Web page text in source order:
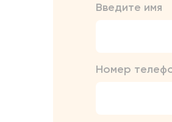
Введите имя
Номер